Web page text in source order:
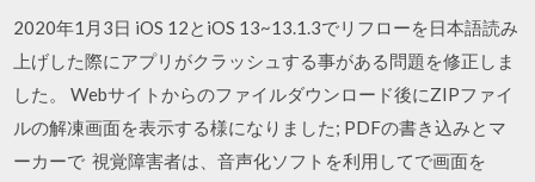
2020年1月3日 iOS 12とiOS 13~13.1.3でリフローを日本語読み
上げした際にアプリがクラッシュする事がある問題を修正しま
した。 Webサイトからのファイルダウンロード後にZIPファイ
ルの解凍画面を表示する様になりました; PDFの書き込みとマ
ーカーで 視覚障害者は、音声化ソフトを利用してで画面を